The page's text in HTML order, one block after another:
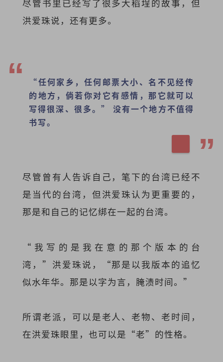
尽管书里已经写了很多大稻埕的故事，但
洪爱珠说，还有更多。
“任何家乡，任何邮票大小、名不见经传
的地方，倘若你对它有感情，那它就可以
写得很深、很多。” 没有一个地方不值得
书写。
尽管曾有人告诉自己，笔下的台湾已经不
是当代的台湾，但洪爱珠认为更重要的，
那是和自己的记忆绑在一起的台湾。
“我写的是我在意的那个版本的台
湾，”洪爱珠说，“那是以我版本的追忆
似水年华。那是以字为言，腌渍时间。”
所谓老派，可以是老人、老物、老时间，
在洪爱珠眼里，也可以是“老”的性格。